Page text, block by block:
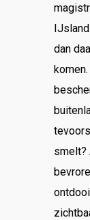
dan
smelt?